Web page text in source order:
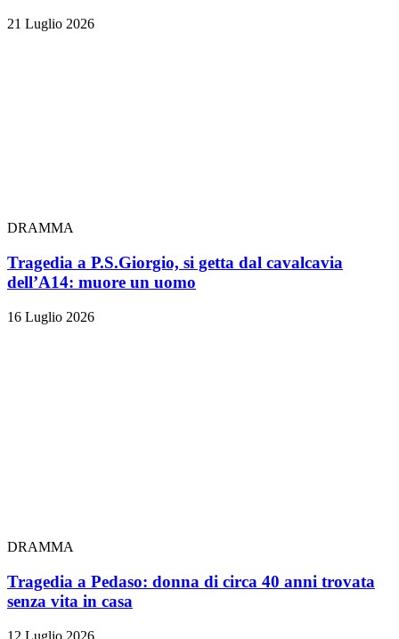
21 Luglio 2026
DRAMMA
Tragedia a P.S.Giorgio, si getta dal cavalcavia
dell’A14: muore un uomo
16 Luglio 2026
DRAMMA
Tragedia a Pedaso: donna di circa 40 anni trovata
senza vita in casa
12 Luglio 2026